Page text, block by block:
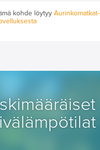
kohde löytyy Aurinkomatkat-